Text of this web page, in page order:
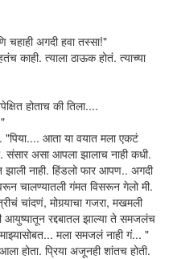
चहाही अगदी हवा तस्सा!"
काही. त्याला ठाऊक होतं. त्याच्या
होताच की तिला....
आता या वयात मला एकटं
असा आपला झालाच नाही कधी.
झाली नाही. हिंडलो फार आपण.. अगदी
चालण्यातली गंमत विसरून गेलो मी.
चांदणं, मोगर्‍याचा गजरा, मखमली
आयुष्यातून रद्दबातल झाल्या ते समजलंच
मला समजलं नाही गं... "
होता. प्रिया अजूनही शांतच होती.